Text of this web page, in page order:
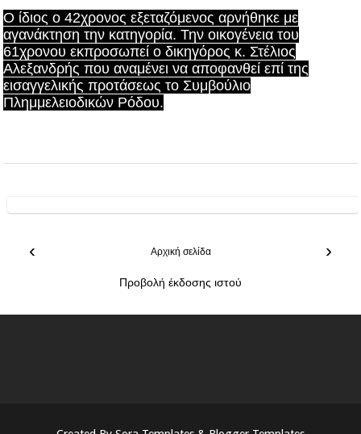
Ο ίδιος ο 42χρονος εξεταζόμενος αρνήθηκε με
αγανάκτηση την κατηγορία. Την οικογένεια του
61χρονου εκπροσωπεί ο δικηγόρος κ. Στέλιος
Αλεξανδρής που αναμένει να αποφανθεί επί της
εισαγγελικής προτάσεως το Συμβούλιο
Πλημμελειοδικών Ρόδου.
‹ ›
Αρχική σελίδα
Προβολή έκδοσης ιστού